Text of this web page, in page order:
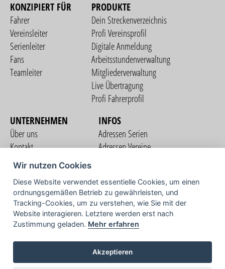
KONZIPIERT FÜR
Fahrer
Vereinsleiter
Serienleiter
Fans
Teamleiter
PRODUKTE
Dein Streckenverzeichnis
Profi Vereinsprofil
Digitale Anmeldung
Arbeitsstundenverwaltung
Mitgliederverwaltung
Live Übertragung
Profi Fahrerprofil
UNTERNEHMEN
Über uns
Kontakt
Nutzungsbedingungen
Datenschutzerklärung
Impressum
INFOS
Adressen Serien
Adressen Vereine
COMMUNITY
TV
Wir nutzen Cookies
Diese Website verwendet essentielle Cookies, um einen
ordnungsgemäßen Betrieb zu gewährleisten, und
Tracking-Cookies, um zu verstehen, wie Sie mit der
Website interagieren. Letztere werden erst nach
Zustimmung geladen. Mehr erfahren
Akzeptieren